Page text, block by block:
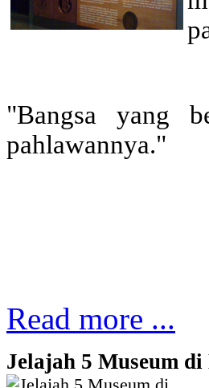
"Bangsa yang
pahlawannya."
Read more ...
Jelajah 5 Museum